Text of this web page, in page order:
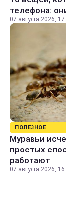
телефона:
07 августа 2026,
ПОЛЕЗНОЕ
Муравьи
простых
работают
07 августа 2026,